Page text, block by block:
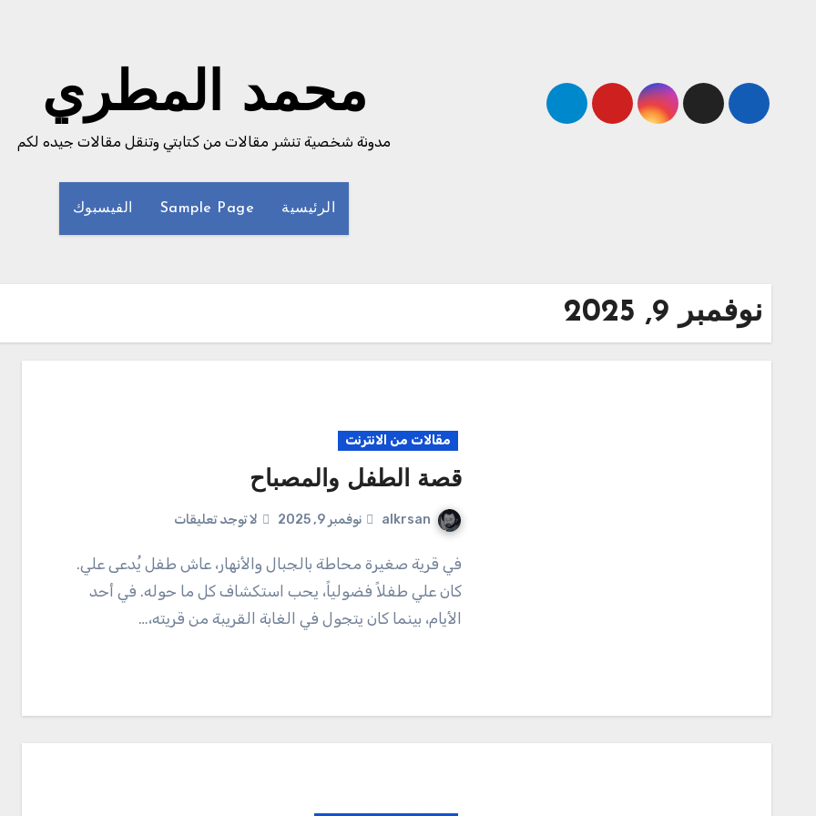
محمد المطري
مدونة شخصية تنشر مقالات من كتابتي وتنقل مقالات جيده لكم
الرئيسية Sample Page الفيسبوك
نوفمبر 9, 2025
مقالات من الانترنت
قصة الطفل والمصباح
alkrsan نوفمبر 9, 2025 لا توجد تعليقات
في قرية صغيرة محاطة بالجبال والأنهار، عاش طفل يُدعى علي.
كان علي طفلاً فضولياً، يحب استكشاف كل ما حوله. في أحد
الأيام، بينما كان يتجول في الغابة القريبة من قريته،…